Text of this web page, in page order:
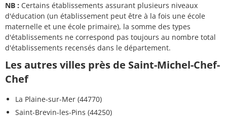
NB : Certains établissements assurant plusieurs niveaux
d'éducation (un établissement peut être à la fois une école
maternelle et une école primaire), la somme des types
d'établissements ne correspond pas toujours au nombre total
d'établissements recensés dans le département.
Les autres villes près de Saint-Michel-Chef-
Chef
La Plaine-sur-Mer (44770)
Saint-Brevin-les-Pins (44250)